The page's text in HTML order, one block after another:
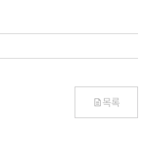
목록